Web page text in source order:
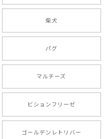
【 ボーダーコリー 水彩画風 毛色4色 】 手帳 スマホケース 犬 うちの子 iPhone & Android
い点だけ少し不安になり
ャラです。 本当に可愛
柴犬
パグ
マルチーズ
ビションフリーゼ
ゴールデンレトリバー